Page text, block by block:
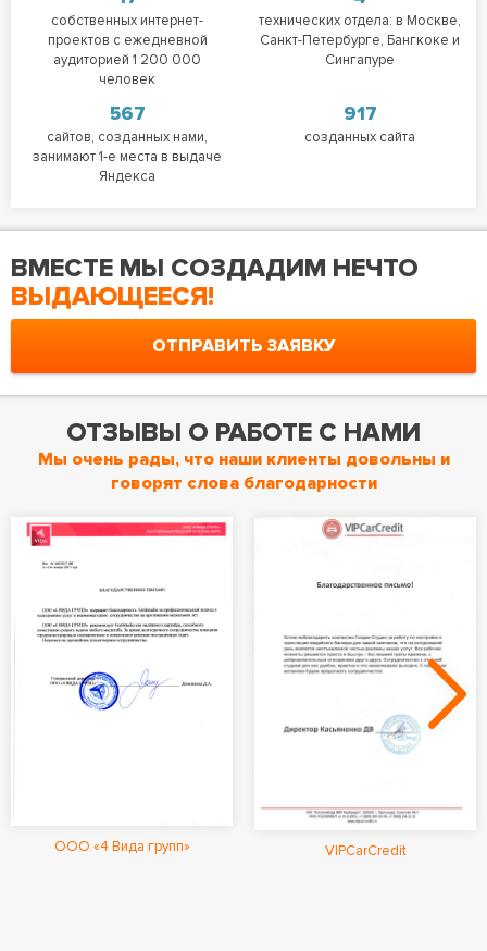
собственных интернет-
проектов с ежедневной
аудиторией 1 200 000
человек
технических отдела: в Москве,
Санкт-Петербурге, Бангкоке и
Сингапуре
567
сайтов, созданных нами,
занимают 1-е места в выдаче
Яндекса
917
созданных сайта
ВМЕСТЕ МЫ СОЗДАДИМ НЕЧТО
ВЫДАЮЩЕЕСЯ!
ОТПРАВИТЬ ЗАЯВКУ
ОТЗЫВЫ О РАБОТЕ С НАМИ
Мы очень рады, что наши клиенты довольны и
говорят слова благодарности
ООО «4 Вида групп» VIPCarCredit